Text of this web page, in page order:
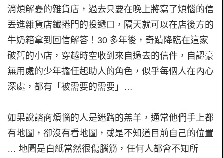
消煩解憂的雜貨店，過去只要在晚上將寫了煩惱的信
丟進雜貨店鐵捲門的投遞口，隔天就可以在店後方的
牛奶箱拿到回信解答！30 多年後，奇蹟降臨在這家
破舊的小店，穿越時空收到來自過去的信件，自認豪
無用處的少年擔任起助人的角色，似乎每個人在內心
深處，都有「被需要的需要」…
如果說諮商煩惱的人是迷路的羔羊，通常他們手上都
有地圖，卻沒有看地圖，或是不知道目前自己的位置
… 地圖是白紙當然很傷腦筋，任何人都會不知所